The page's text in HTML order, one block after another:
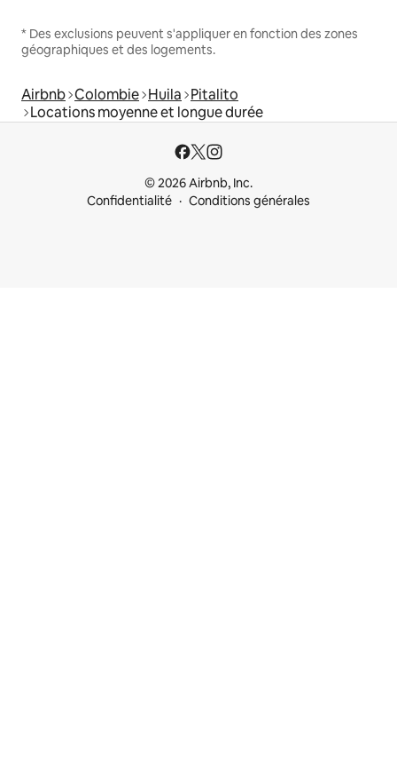
* Des exclusions peuvent s'appliquer en fonction des zones
géographiques et des logements.
Airbnb Colombie Huila Pitalito
Locations moyenne et longue durée
© 2026 Airbnb, Inc.
Confidentialité
Conditions générales